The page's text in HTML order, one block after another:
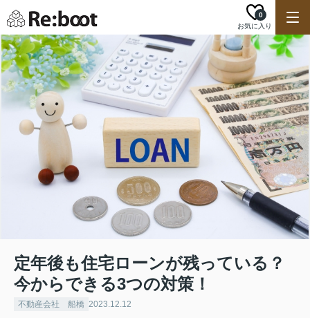
お気に入り
0
定年後も住宅ローンが残っている？
今からできる3つの対策！
不動産会社 船橋 2023.12.12